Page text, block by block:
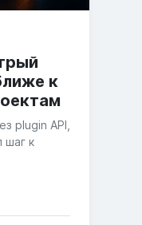
к
plugin API,
шаг к